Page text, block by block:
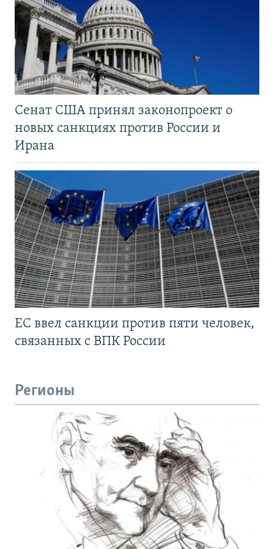
Сенат США принял законопроект о
новых санкциях против России и
Ирана
ЕС ввел санкции против пяти человек,
связанных с ВПК России
Регионы